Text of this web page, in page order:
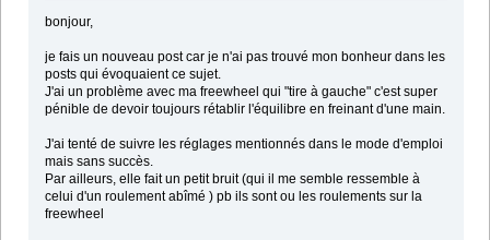
bonjour,
je fais un nouveau post car je n'ai pas trouvé mon bonheur dans les
posts qui évoquaient ce sujet.
J'ai un problème avec ma freewheel qui "tire à gauche" c'est super
pénible de devoir toujours rétablir l'équilibre en freinant d'une main.
J'ai tenté de suivre les réglages mentionnés dans le mode d'emploi
mais sans succès.
Par ailleurs, elle fait un petit bruit (qui il me semble ressemble à
celui d'un roulement abîmé ) pb ils sont ou les roulements sur la
freewheel